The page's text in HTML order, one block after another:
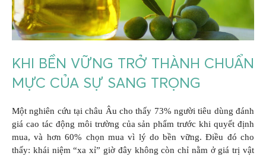
KHI BỀN VỮNG TRỞ THÀNH CHUẨN
MỰC CỦA SỰ SANG TRỌNG
Một nghiên cứu tại châu Âu cho thấy 73% người tiêu dùng đánh
giá cao tác động môi trường của sản phẩm trước khi quyết định
mua, và hơn 60% chọn mua vì lý do bền vững. Điều đó cho
thấy: khái niệm “xa xỉ” giờ đây không còn chỉ nằm ở giá trị vật